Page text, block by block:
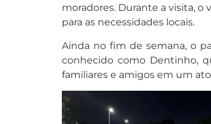
moradores. Durante a visita,
para as necessidades locais.
Ainda no fim de semana, o
conhecido como Dentinho,
familiares e amigos em um